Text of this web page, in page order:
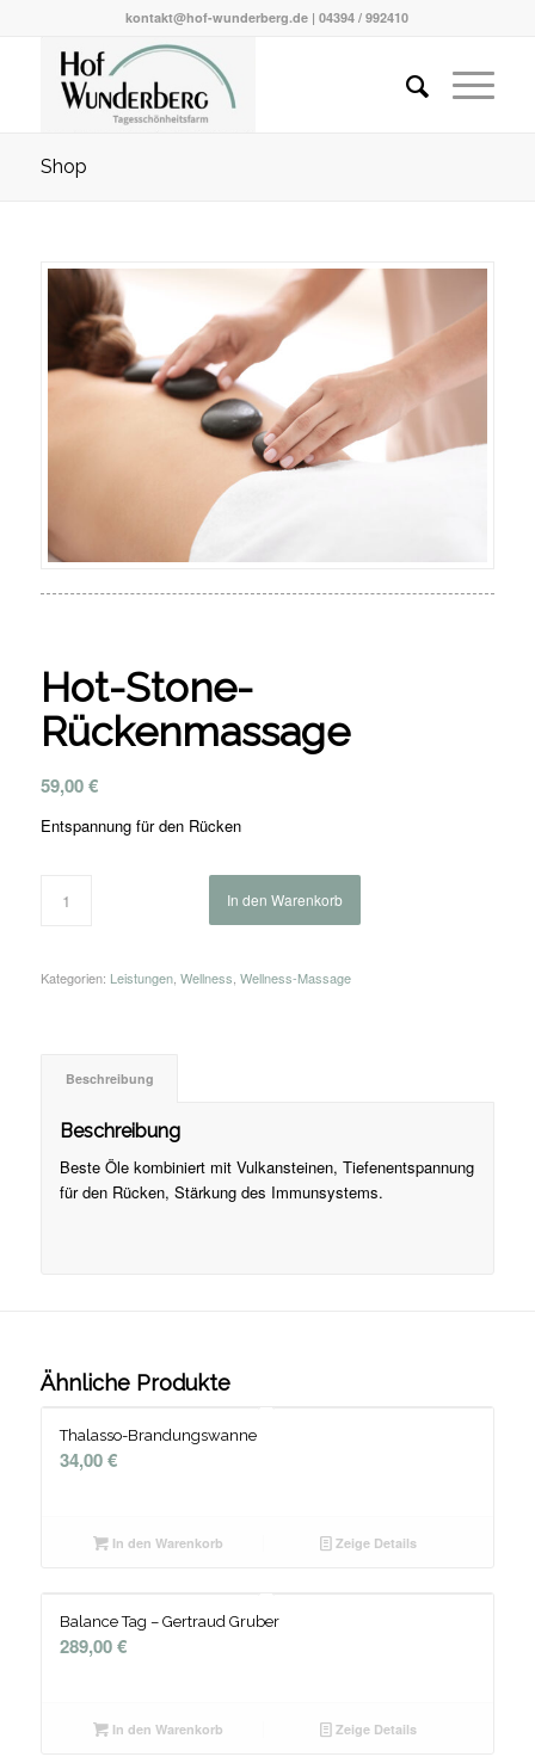
kontakt@hof-wunderberg.de | 04394 / 992410
Shop
Hot-Stone-
Rückenmassage
59,00€
Entspannung für den Rücken
In den Warenkorb
Kategorien: Leistungen, Wellness Wellness-Massage
Beschreibung
Beschreibung
Beste Öle kombiniert mit Vulkansteinen, Tiefenentspannung
für den Rücken, Stärkung des Immunsystems.
Ähnliche Produkte
Thalasso-Brandungswanne
34,00€
In den Warenkorb Zeige Details
Balance Tag – Gertraud Gruber
289,00€
In den Warenkorb Zeige Details